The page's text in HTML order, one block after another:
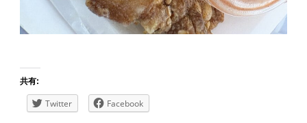
共有:
Twitter Facebook